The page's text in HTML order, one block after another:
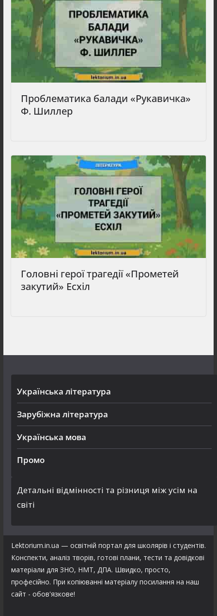
Проблематика балади «Рукавичка»
Ф. Шиллер
Головні герої трагедії «Прометей
закутий» Есхіл
Українська література
Зарубіжна література
Українська мова
Промо
Детальні відмінності та різниця між усім на
світі
Lektorium.in.ua — освітній портал для школярів і студентів.
Конспекти, аналіз творів, готові плани, тести та довідкові
матеріали для ЗНО, НМТ, ДПА. Швидко, просто,
професійно. При копіюванні матеріалу посилання на наш
сайт - обов'язкове!